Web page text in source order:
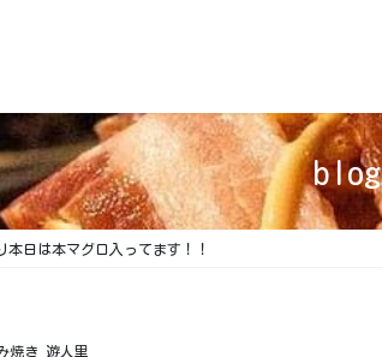
blog
本日は本マグロ入ってます！！
焼き 遊人里